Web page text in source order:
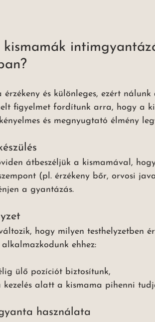
és különleges, ezért nálunk
figyelmet fordítunk arra, hogy a
és megnyugtató élmény
átbeszéljük a kismamával,
(pl. érzékeny bőr, orvosi
a gyantázás.
hogy milyen testhelyzetben
ehhez:
ülő pozíciót biztosítunk,
alatt a kismama pihenni
használata